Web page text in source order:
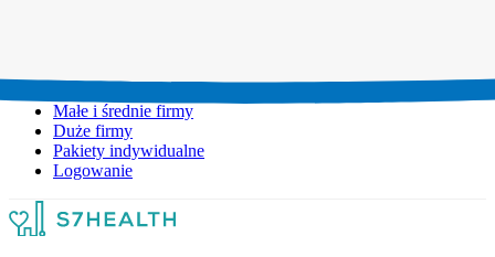
Małe i średnie firmy
Duże firmy
Pakiety indywidualne
Logowanie